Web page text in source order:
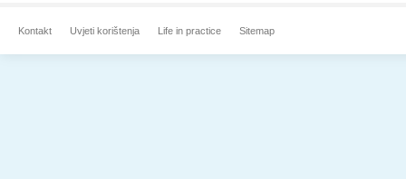
Kontakt Uvjeti korištenja Life in practice Sitemap